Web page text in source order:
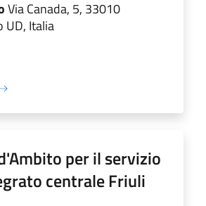
Via Canada, 5, 33010
UD, Italia
per il servizio
centrale Friuli